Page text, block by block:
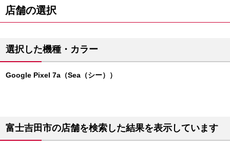
店舗の選択
選択した機種・カラー
Google Pixel 7a（Sea（シー））
富士吉田市の店舗を検索した結果を表示しています